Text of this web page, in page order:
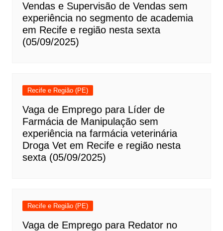
Vendas e Supervisão de Vendas sem
experiência no segmento de academia
em Recife e região nesta sexta
(05/09/2025)
Recife e Região (PE)
Vaga de Emprego para Líder de
Farmácia de Manipulação sem
experiência na farmácia veterinária
Droga Vet em Recife e região nesta
sexta (05/09/2025)
Recife e Região (PE)
Vaga de Emprego para Redator no